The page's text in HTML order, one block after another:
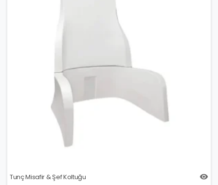
Tunç Misafir & Şef Koltuğu